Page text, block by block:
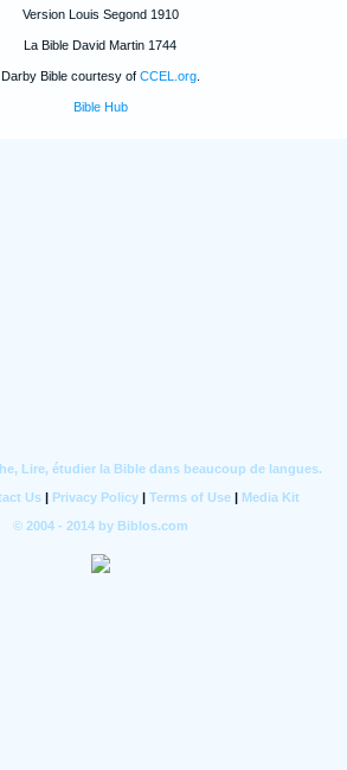
Version Louis Segond 1910
La Bible David Martin 1744
Darby Bible courtesy of CCEL.org.
Bible Hub